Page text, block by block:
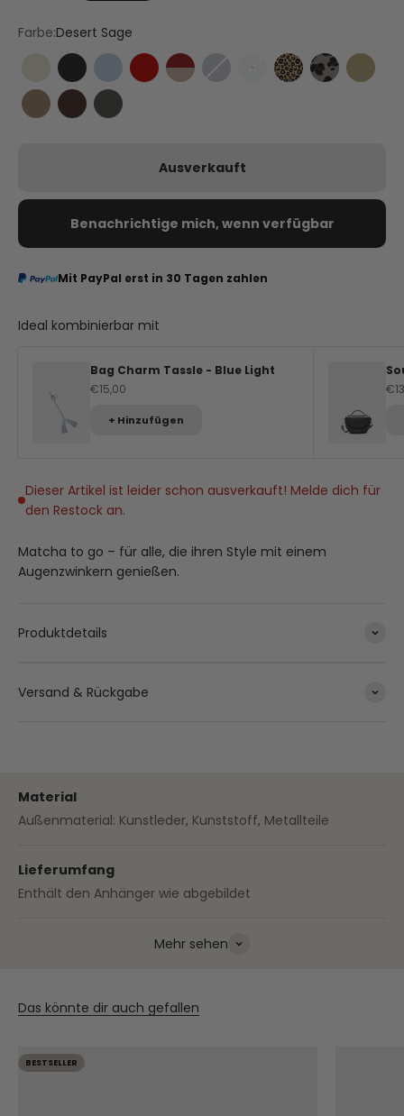
Farbe:Desert Sage
CremaBlack Blue Light
Red Nude-Red
Teal Desert Sage
Leo SandLeo Grey
Gold
MochaCoffeeGrey
Ausverkauft
Benachrichtige mich, wenn verfügbar
Mit PayPal erst in 30 Tagen zahlen
Ideal kombinierbar mit
Bag Charm Tassle - Blue Light
Angebot
€15,00
+ Hinzufügen
Dieser Artikel ist leider schon ausverkauft! Melde dich für
den Restock an.
Matcha to go – für alle, die ihren Style mit einem
Augenzwinkern genießen.
Produktdetails
Versand & Rückgabe
Material
Außenmaterial: Kunstleder, Kunststoff, Metallteile
Lieferumfang
Enthält den Anhänger wie abgebildet
Mehr sehen
Das könnte dir auch gefallen
BESTSELLER